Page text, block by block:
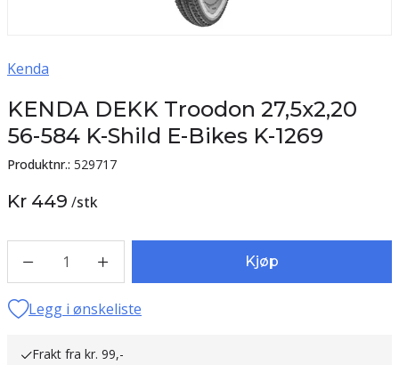
Kenda
KENDA DEKK Troodon 27,5x2,20
56-584 K-Shild E-Bikes K-1269
Produktnr.: 529717
Kr 449 /stk
1 Kjøp
Legg i ønskeliste
Frakt fra kr. 99,-